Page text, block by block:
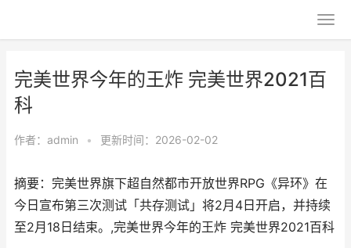
完美世界今年的王炸 完美世界2021百
科
作者： admin • 更新时间：2026-02-02
摘要：​完美世界旗下超自然都市开放世界RPG《异环》在
今日宣布第三次测试「共存测试」将2月4日开启，并持续
至2月18日结束。,完美世界今年的王炸 完美世界2021百科